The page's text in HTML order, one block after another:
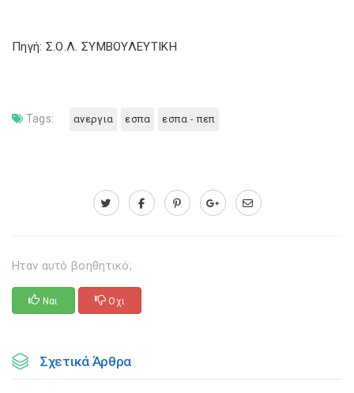
Πηγή: Σ.Ο.Λ. ΣΥΜΒΟΥΛΕΥΤΙΚΗ
Tags: ανεργια εσπα εσπα - πεπ
Ηταν αυτό βοηθητικό;
Ναι Οχι
Σχετικά Άρθρα